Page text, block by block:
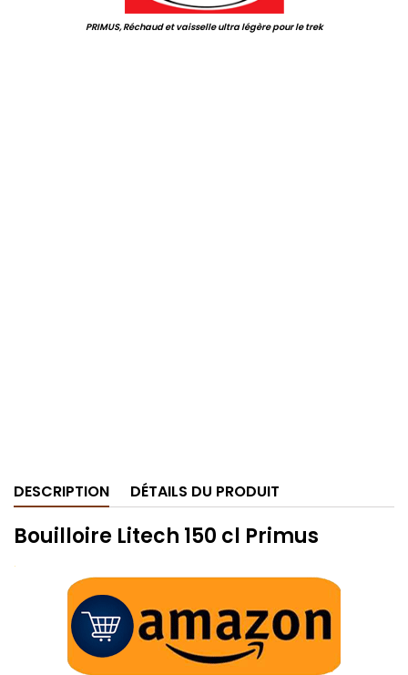
PRIMUS, Réchaud et vaisselle ultra légère pour le trek
DESCRIPTION DÉTAILS DU PRODUIT
Bouilloire Litech 150 cl Primus
.